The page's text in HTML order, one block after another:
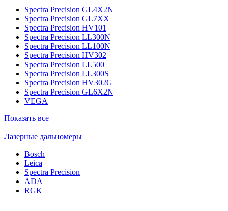
Spectra Precision GL4X2N
Spectra Precision GL7XX
Spectra Precision HV101
Spectra Precision LL300N
Spectra Precision LL100N
Spectra Precision HV302
Spectra Precision LL500
Spectra Precision LL300S
Spectra Precision HV302G
Spectra Precision GL6X2N
VEGA
Показать все
Лазерные дальномеры
Bosch
Leica
Spectra Precision
ADA
RGK